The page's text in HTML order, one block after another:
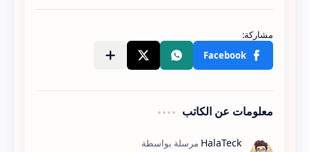
border-radius: 20px;
معلومات عن الكاتب